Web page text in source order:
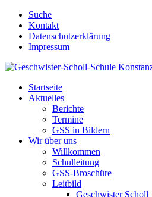
Suche
Kontakt
Datenschutzerklärung
Impressum
Startseite
Aktuelles
Berichte
Termine
GSS in Bildern
Wir über uns
Willkommen
Schulleitung
GSS-Broschüre
Leitbild
Geschwister Scholl